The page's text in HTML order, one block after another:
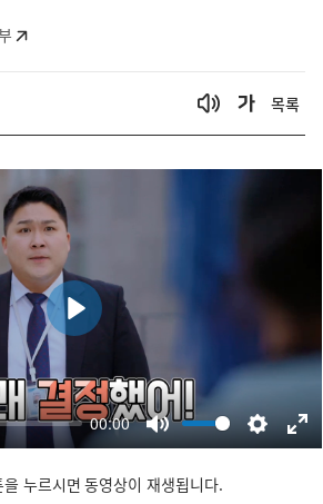
목록
누르시면 동영상이 재생됩니다.